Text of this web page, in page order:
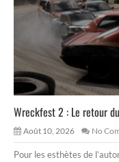
Wreckfest 2 : Le retour
Août 10, 2026 No
Pour les esthètes de